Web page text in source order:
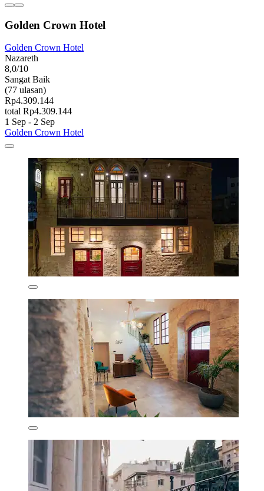
Golden Crown Hotel
Golden Crown Hotel
Nazareth
8,0/10
Sangat Baik
(77 ulasan)
Rp4.309.144
total Rp4.309.144
1 Sep - 2 Sep
Golden Crown Hotel